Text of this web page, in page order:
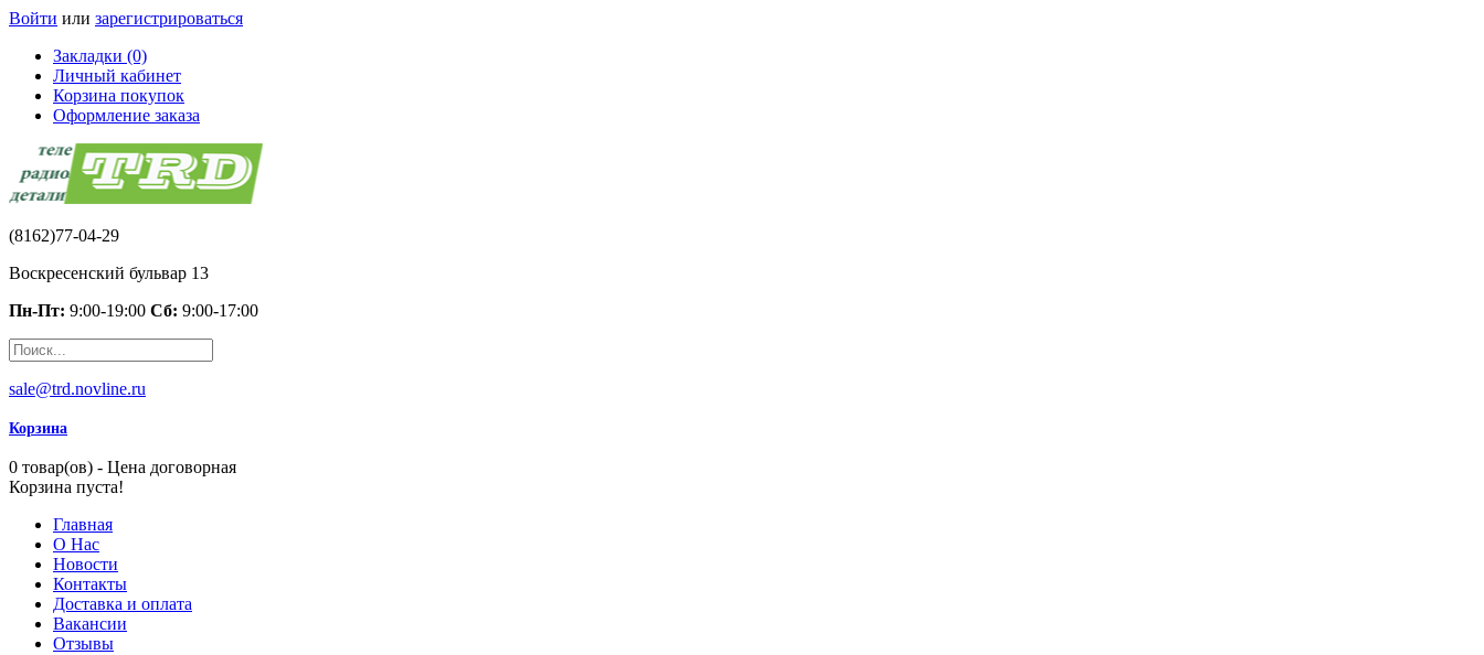
Войти или зарегистрироваться
Закладки (0)
Личный кабинет
Корзина покупок
Оформление заказа
(8162)77-04-29
Воскресенский бульвар 13
Пн-Пт: 9:00-19:00 Сб: 9:00-17:00
sale@trd.novline.ru
Корзина
0 товар(ов) - Цена договорная
Корзина пуста!
Главная
О Нас
Новости
Контакты
Доставка и оплата
Вакансии
Отзывы